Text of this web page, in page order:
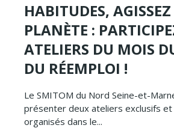
HABITUDES,
PLANÈTE :
ATELIERS DU MOIS
DU RÉEMPLOI !
Le SMITOM du Nord Seine-et-
présenter deux ateliers exclusifs
organisés dans le...